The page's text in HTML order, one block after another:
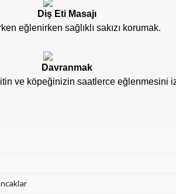
Diş Eti Masajı
eğlenirken sağlıklı sakızı korumak.
Davranmak
itin ve köpeğinizin saatlerce eğlenmesini